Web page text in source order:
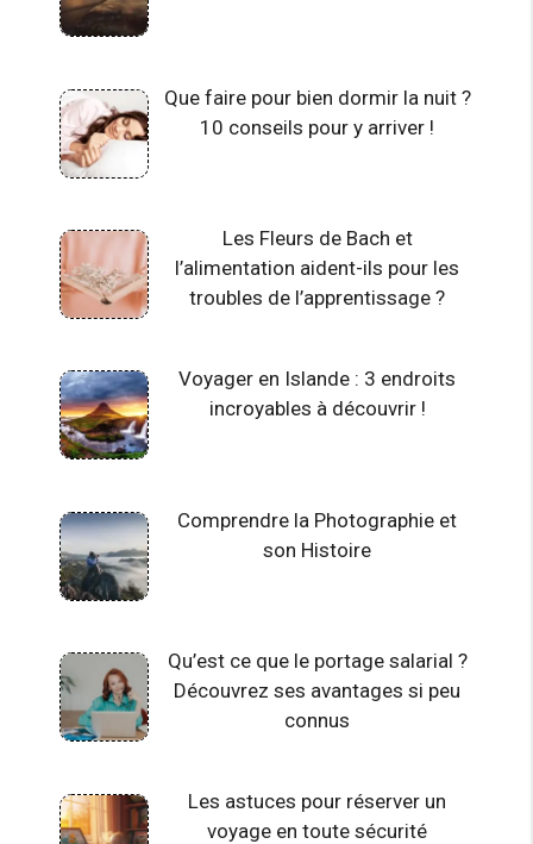
Que faire pour bien dormir la nuit ?
10 conseils pour y arriver !
Les Fleurs de Bach et
l’alimentation aident-ils pour les
troubles de l’apprentissage ?
Voyager en Islande : 3 endroits
incroyables à découvrir !
Comprendre la Photographie et
son Histoire
Qu’est ce que le portage salarial ?
Découvrez ses avantages si peu
connus
Les astuces pour réserver un
voyage en toute sécurité